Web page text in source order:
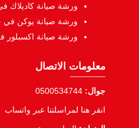
ورشة صيانة كاديلاك
ورشة صيانة يوكن في
ورشة صيانة اكسبلور
معلومات الاتصال
جوال: 0500534744
انقر هنا لمراسلتنا عبر واتساب